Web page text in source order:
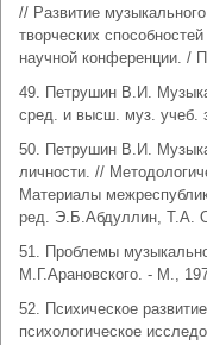
// Развитие
творческих
научной конференции.
49. Петрушин В.И.
сред. и высш. муз. учеб.
50. Петрушин В.И.
личности. //
Материалы
ред. Э.Б.Абдуллин, Т.А.
51. Проблемы
М.Г.Арановского. - М.,
52. Психическое
психологическое